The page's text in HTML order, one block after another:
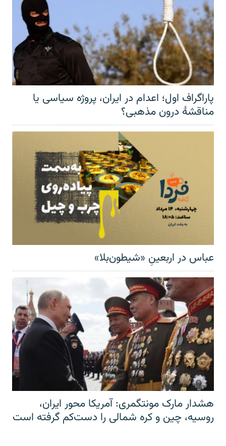
پاراگراف اول؛ اعدام در ایران، پروژه سیاسی یا
مناقشهٔ درون مذهبی؟
عباس در اربعینِ «شیطون‌بلا»
هشدار مارک مونتگمری: آمریکا محور ایران،
روسیه، چین و کره شمالی را دست‌کم گرفته است